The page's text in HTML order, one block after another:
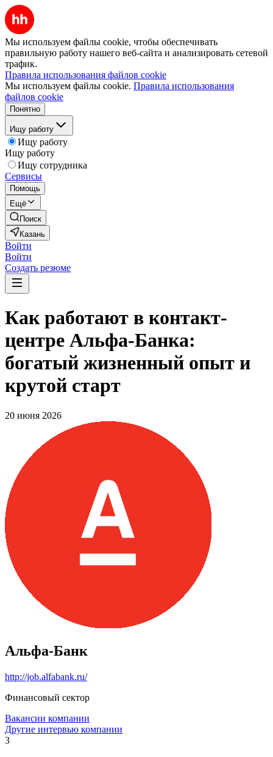
Мы используем файлы cookie, чтобы обеспечивать
правильную работу нашего веб-сайта и анализировать сетевой
трафик.
Правила использования файлов cookie
Мы используем файлы cookie. Правила использования
файлов cookie
Понятно
Ищу работу
Ищу работу
Ищу работу
Ищу сотрудника
Сервисы
Помощь
Ещё
Поиск
Казань
Войти
Войти
Создать резюме
Как работают в контакт-
центре Альфа-Банка:
богатый жизненный опыт и
крутой старт
20 июня 2026
Альфа-Банк
http://job.alfabank.ru/
Финансовый сектор
Вакансии компании
Другие интервью компании
3